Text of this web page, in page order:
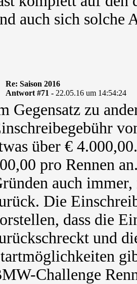
auch sich solche
Re: Saison 2016
Antwort #71 - 22.05.16 um 14:54:24
Gegensatz zu
über €
pro Rennen
auch
Die
dass die
und
Challenge